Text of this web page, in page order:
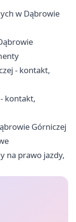
w Dąbrowie
- kontakt,
kontakt,
Górniczej
na prawo jazdy,